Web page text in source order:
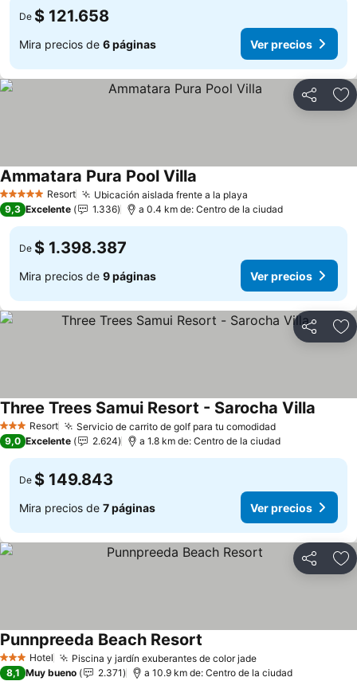
De $ 121.658
Mira precios de 6 páginas Ver precios
Compartir
5 Estrellas Resort Ubicación aislada frente a la playa
Ammatara Pura Pool Villa
9,3 Excelente 1.336 a 0.4 km de: Centro de la ciudad
De $ 1.398.387
Mira precios de 9 páginas Ver precios
Compartir
3 EstrellasResort Servicio de carrito de golf para tu comodidad
Three Trees Samui Resort - Sarocha Villa
9,0 Excelente 2.624 a 1.8 km de: Centro de la ciudad
De $ 149.843
Mira precios de 7 páginas Ver precios
Compartir
3 Estrellas
Hotel Piscina y jardín exuberantes de color jade
Punnpreeda Beach Resort
8,1 Muy bueno 2.371 a 10.9 km de: Centro de la ciudad